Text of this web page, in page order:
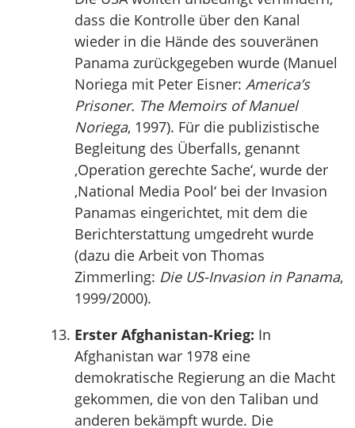
dass die Kontrolle über den Kanal
wieder in die Hände des souveränen
Panama zurückgegeben wurde (Manuel
Noriega mit Peter Eisner: America’s
Prisoner. The Memoirs of Manuel
Noriega, 1997). Für die publizistische
Begleitung des Überfalls, genannt
‚Operation gerechte Sache‘, wurde der
‚National Media Pool‘ bei der Invasion
Panamas eingerichtet, mit dem die
Berichterstattung umgedreht wurde
(dazu die Arbeit von Thomas
Zimmerling: Die US-Invasion in Panama,
1999/2000).
Erster Afghanistan-Krieg: In
Afghanistan war 1978 eine
demokratische Regierung an die Macht
gekommen, die von den Taliban und
anderen bekämpft wurde. Die